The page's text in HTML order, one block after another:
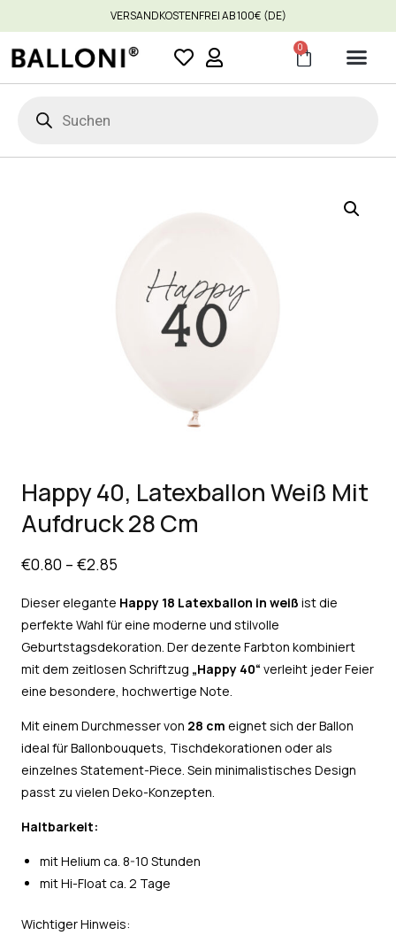
VERSANDKOSTENFREI AB 100€ (DE)
0
Happy 40, Latexballon Weiß Mit
Aufdruck 28 Cm
€0.80 – €2.85
Dieser elegante Happy 18 Latexballon in weiß ist die
perfekte Wahl für eine moderne und stilvolle
Geburtstagsdekoration. Der dezente Farbton kombiniert
mit dem zeitlosen Schriftzug „Happy 40“ verleiht jeder Feier
eine besondere, hochwertige Note.
Mit einem Durchmesser von 28 cm eignet sich der Ballon
ideal für Ballonbouquets, Tischdekorationen oder als
einzelnes Statement-Piece. Sein minimalistisches Design
passt zu vielen Deko-Konzepten.
Haltbarkeit:
mit Helium ca. 8-10 Stunden
mit Hi-Float ca. 2 Tage
Wichtiger Hinweis: